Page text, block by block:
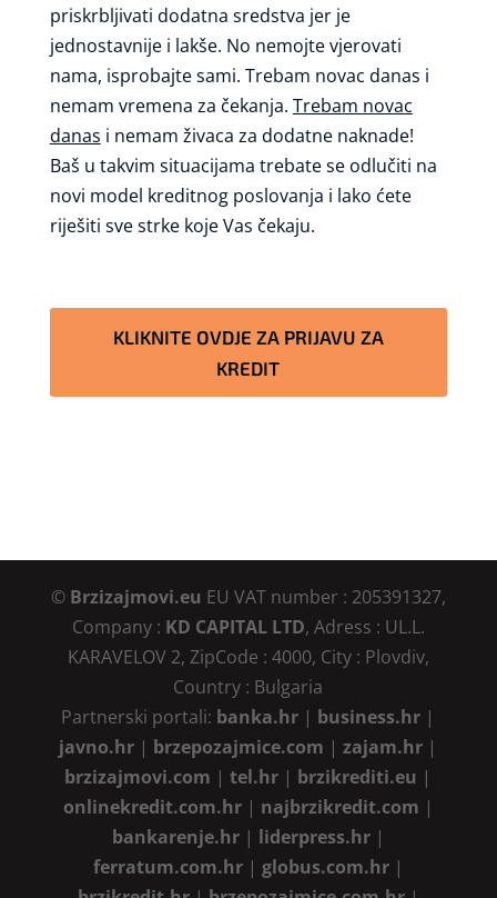
priskrbljivati dodatna sredstva jer je
jednostavnije i lakše. No nemojte vjerovati
nama, isprobajte sami. Trebam novac danas i
nemam vremena za čekanja. Trebam novac
danas i nemam živaca za dodatne naknade!
Baš u takvim situacijama trebate se odlučiti na
novi model kreditnog poslovanja i lako ćete
riješiti sve strke koje Vas čekaju.
KLIKNITE OVDJE ZA PRIJAVU ZA
KREDIT
© Brzizajmovi.eu EU VAT number : 205391327,
Company : KD CAPITAL LTD, Adress : UL.L.
KARAVELOV 2, ZipCode : 4000, City : Plovdiv,
Country : Bulgaria
Partnerski portali: banka.hr | business.hr |
javno.hr | brzepozajmice.com |zajam.hr |
brzizajmovi.com |tel.hr | brzikrediti.eu |
onlinekredit.com.hr| najbrzikredit.com |
bankarenje.hr| liderpress.hr|
ferratum.com.hr| globus.com.hr|